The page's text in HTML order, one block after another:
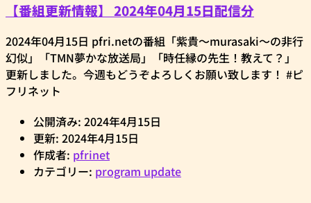
【番組更新情報】 2024年04月15日配信分
2024年04月15日 pfri.netの番組「紫貴～murasaki～の非行
幻似」「TMN夢かな放送局」「時任縁の先生！教えて？」
更新しました。今週もどうぞよろしくお願い致します！ #ピ
フリネット
公開済み: 2024年4月15日
更新: 2024年4月15日
作成者: pfrinet
カテゴリー: program update